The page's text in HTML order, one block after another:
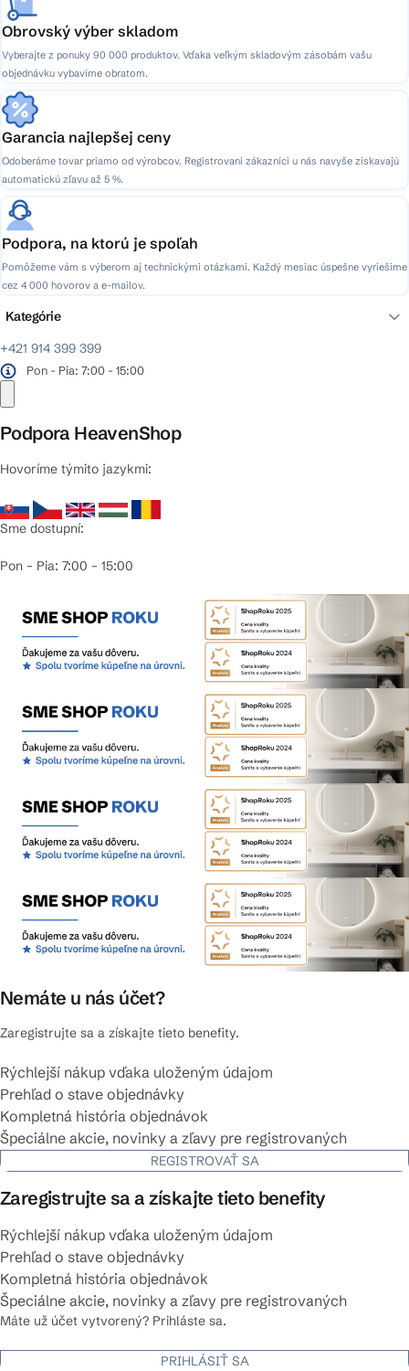
Obrovský výber skladom
Vyberajte z ponuky 90 000 produktov. Vďaka veľkým skladovým zásobám vašu
objednávku vybavíme obratom.
Garancia najlepšej ceny
Odoberáme tovar priamo od výrobcov. Registrovaní zákazníci u nás navyše získavajú
automatickú zľavu až 5 %.
Podpora, na ktorú je spoľah
Pomôžeme vám s výberom aj technickými otázkami. Každý mesiac úspešne vyriešime
cez 4 000 hovorov a e-mailov.
+421 914 399 399
Pon - Pia: 7:00 - 15:00
Podpora HeavenShop
Hovoríme týmito jazykmi:
Sme dostupní:
Pon – Pia: 7:00 – 15:00
Nemáte u nás účet?
Zaregistrujte sa a získajte tieto benefity.
Rýchlejší nákup vďaka uloženým údajom
Prehľad o stave objednávky
Kompletná história objednávok
Špeciálne akcie, novinky a zľavy pre registrovaných
REGISTROVAŤ SA
Zaregistrujte sa a získajte tieto benefity
Rýchlejší nákup vďaka uloženým údajom
Prehľad o stave objednávky
Kompletná história objednávok
Špeciálne akcie, novinky a zľavy pre registrovaných
Máte už účet vytvorený? Prihláste sa.
PRIHLÁSIŤ SA
Kategórie